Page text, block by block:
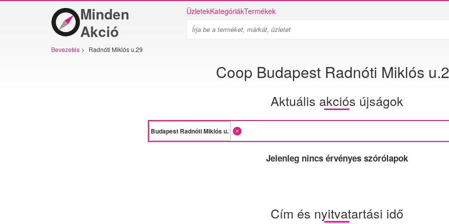
Minden
Akció
ÜzletekKategóriákTermékek
Bevezetés > Radnóti Miklós u.29
Coop Budapest Radnóti Miklós
Aktuális akciós újságok
Jelenleg nincs érvényes szórólapok
Cím és nyitvatartási idő